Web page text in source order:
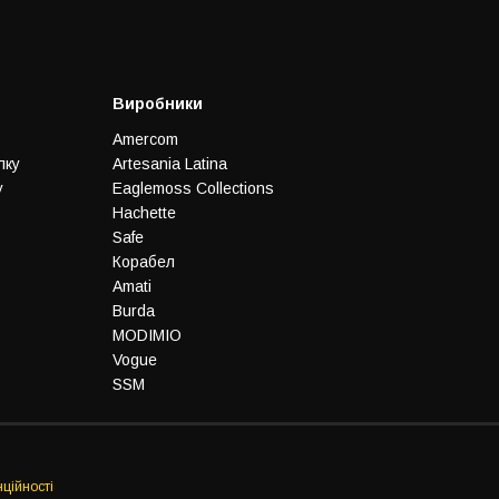
Виробники
Amercom
Artesania Latina
Eaglemoss Collections
Hachette
Safe
Корабел
Amati
Burda
MODIMIO
Vogue
SSM